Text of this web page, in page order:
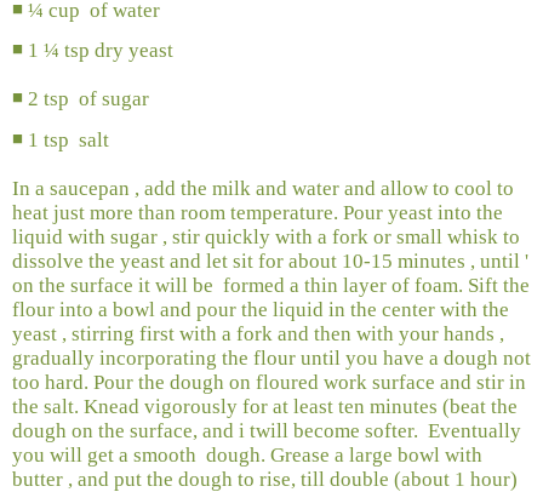
◾ ¼ cup of water
◾ 1 ¼ tsp dry yeast
◾ 2 tsp of sugar
◾ 1 tsp salt
In a saucepan , add the milk and water and allow to cool to
heat just more than room temperature. Pour yeast into the
liquid with sugar , stir quickly with a fork or small whisk to
dissolve the yeast and let sit for about 10-15 minutes , until '
on the surface it will be formed a thin layer of foam. Sift the
flour into a bowl and pour the liquid in the center with the
yeast , stirring first with a fork and then with your hands ,
gradually incorporating the flour until you have a dough not
too hard. Pour the dough on floured work surface and stir in
the salt. Knead vigorously for at least ten minutes (beat the
dough on the surface, and i twill become softer. Eventually
you will get a smooth dough. Grease a large bowl with
butter , and put the dough to rise, till double (about 1 hour)